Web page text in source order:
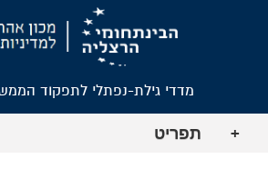
מדדי גילת-נפתלי לתפקוד
+ תפריט